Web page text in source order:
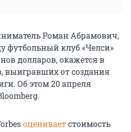
Роман Абрамович,
футбольный клуб «Челси»
долларов, окажется в
выигравших от создания
Об этом 20 апреля
оцениваетстоимость